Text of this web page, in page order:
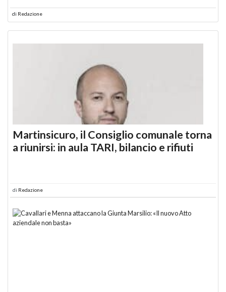
di Redazione
Martinsicuro, il Consiglio comunale torna
a riunirsi: in aula TARI, bilancio e rifiuti
di Redazione